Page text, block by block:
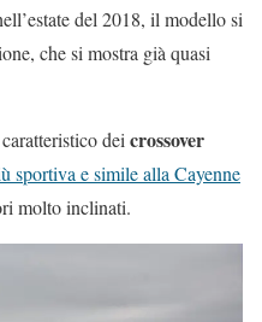
del 2018, il modello si
che si mostra già quasi
deicrossover
sportiva e simile alla Cayenne
molto inclinati.